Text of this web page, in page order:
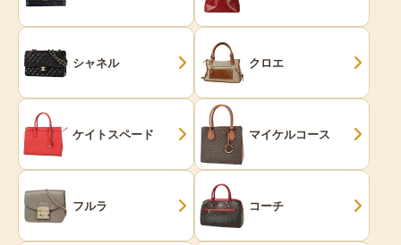
シャネル クロエ
ケイトスペード マイケルコース
フルラ コーチ